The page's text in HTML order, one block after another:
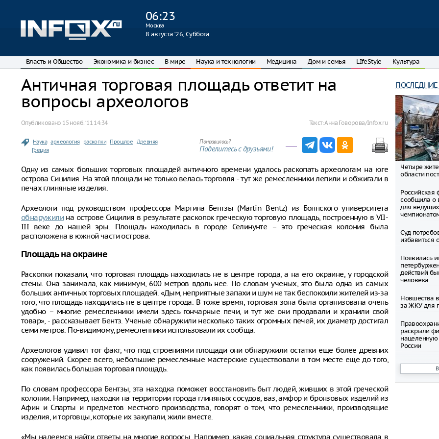
06:23
Москва
8 августа ‘26, Суббота
Власть и Общество Экономика и бизнес В мире Наука и технологии Медицина Дом и семья LIfeStyle Культура
Античная торговая площадь ответит на
вопросы археологов
Опубликовано 15 нояб. ‘11 14:34 Текст:Анна Говорова/Infox.ru
Наука археология раскопки Прошлое Древняя
Греция
Понравилось?
Поделитесь с друзьями!
Одну из самых больших торговых площадей античного времени удалось раскопать археологам на юге
острова Сицилия. На этой площади не только велась торговля - тут же ремесленники лепили и обжигали в
печах глиняные изделия.
Археологи под руководством профессора Мартина Бентзы (Martin Bentz) из Боннского университета
обнаружилина острове Сицилия в результате раскопок греческую торговую площадь, построенную в VII-
III веке до нашей эры. Площадь находилась в городе Селинунте – это греческая колония была
расположена в южной части острова.
Площадь на окраине
Раскопки показали, что торговая площадь находилась не в центре города, а на его окраине, у городской
стены. Она занимала, как минимум, 600 метров вдоль нее. По словам ученых, это была одна из самых
больших античных торговых площадей. «Дым, неприятные запахи и шум не так беспокоили жителей из-за
того, что площадь находилась не в центре города. В тоже время, торговая зона была организована очень
удобно – многие ремесленники имели здесь гончарные печи, и тут же они продавали и хранили свой
товар», - рассказывает Бентз. Ученые обнаружили несколько таких огромных печей, их диаметр достигал
семи метров. По-видимому, ремесленники использовали их сообща.
Археологов удивил тот факт, что под строениями площади они обнаружили остатки еще более древних
сооружений. Скорее всего, небольшие ремесленные мастерские существовали в том месте еще до того,
как появилась большая торговая площадь.
По словам профессора Бентзы, эта находка поможет восстановить быт людей, живших в этой греческой
колонии. Например, находки на территории города глиняных сосудов, ваз, амфор и бронзовых изделий из
Афин и Спарты и предметов местного производства, говорят о том, что ремесленники, производящие
изделия, и торговцы, которые их закупали, жили вместе.
«Мы надеемся найти ответы на многие вопросы. Например, какая социальная структура существовала в
Четыре
области
Российская
сообщила о
для
Суд
избавиться
Появилась
действий
человека
Новшества
за ЖКУ для
раскрыли
нацеленную
России
Северные